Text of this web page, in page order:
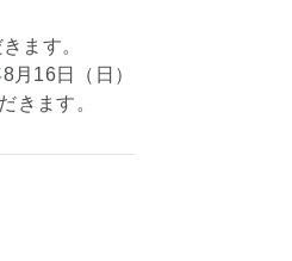
ます。
月16日（日）
きます。